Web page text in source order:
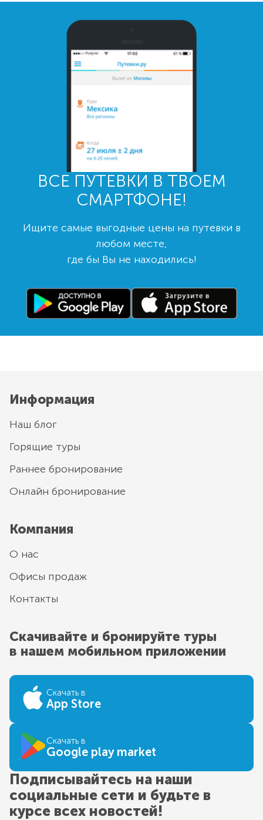
ВСЕ ПУТЕВКИ В ТВОЕМ
СМАРТФОНЕ!
Ищите самые выгодные цены на путевки в
любом месте,
где бы Вы не находились!
Информация
Наш блог
Горящие туры
Раннее бронирование
Онлайн бронирование
Компания
О нас
Офисы продаж
Контакты
Скачивайте и бронируйте туры
в нашем мобильном приложении
Скачать в
App Store
Скачать в
Google play market
Подписывайтесь на наши
социальные сети и будьте в
курсе всех новостей!